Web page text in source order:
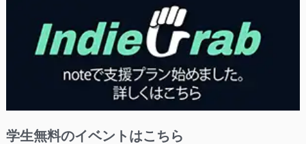
学生無料のイベントはこちら